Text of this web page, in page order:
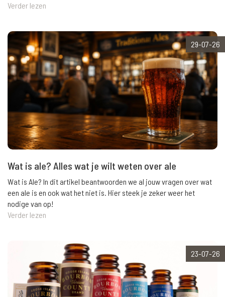
Verder lezen
29-07-26
Wat is ale? Alles wat je wilt weten over ale
Wat is Ale? In dit artikel beantwoorden we al jouw vragen over wat
een ale is en ook wat het niet is. Hier steek je zeker weer het
nodige van op!
Verder lezen
23-07-26